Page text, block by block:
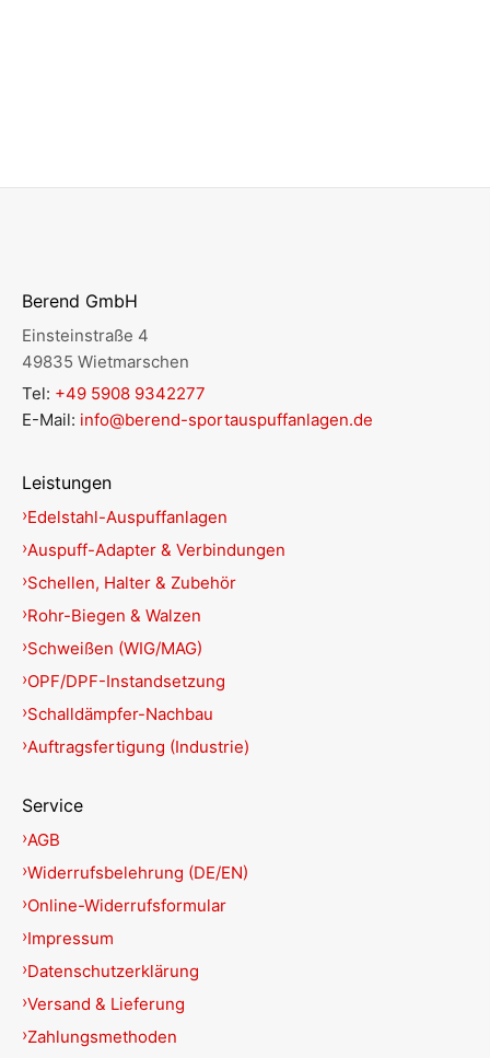
Berend GmbH
Einsteinstraße 4
49835 Wietmarschen
Tel: +49 5908 9342277
E-Mail: info@berend-sportauspuffanlagen.de
Leistungen
Edelstahl-Auspuffanlagen
Auspuff-Adapter & Verbindungen
Schellen, Halter & Zubehör
Rohr-Biegen & Walzen
Schweißen (WIG/MAG)
OPF/DPF-Instandsetzung
Schalldämpfer-Nachbau
Auftragsfertigung (Industrie)
Service
AGB
Widerrufsbelehrung (DE/EN)
Online-Widerrufsformular
Impressum
Datenschutzerklärung
Versand & Lieferung
Zahlungsmethoden